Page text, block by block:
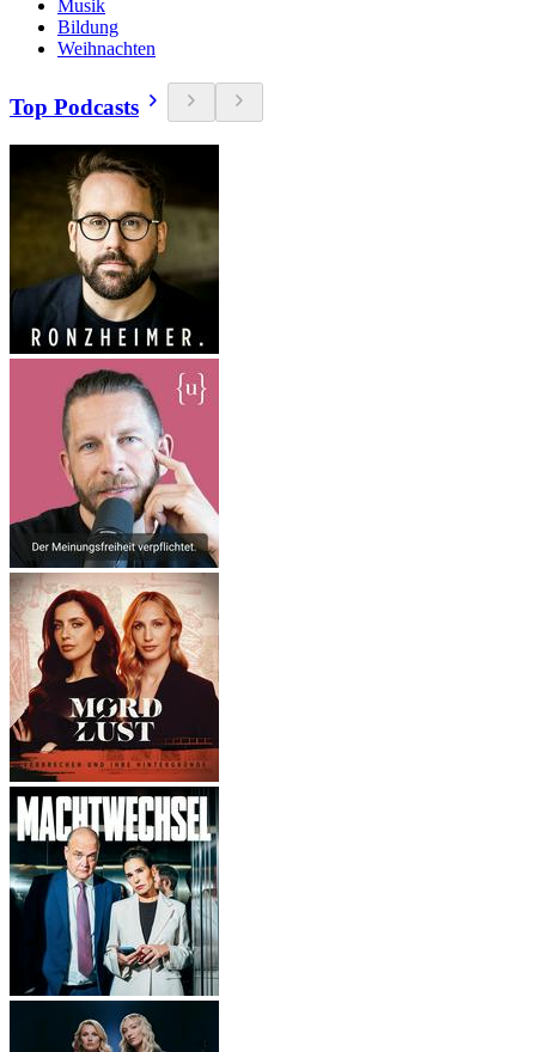
Musik
Bildung
Weihnachten
Top Podcasts